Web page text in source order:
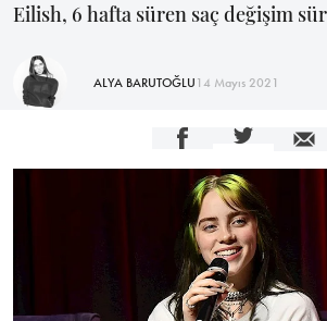
Eilish, 6 hafta süren saç değişim
ALYA BARUTOĞLU14 Mayıs 2021